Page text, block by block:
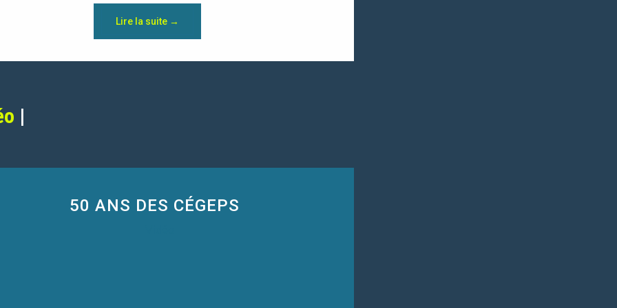
Lire la suite →
|
50 ANS DES CÉGEPS